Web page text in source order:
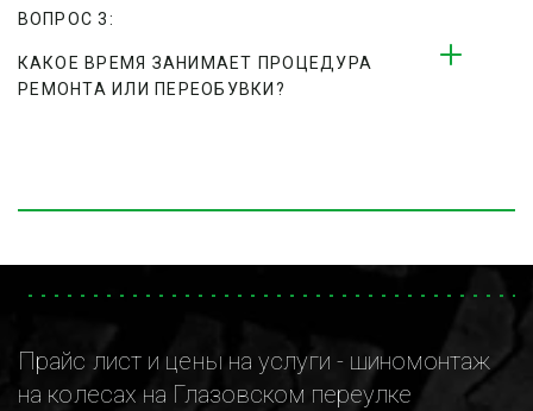
ВОПРОС 3:
КАКОЕ ВРЕМЯ ЗАНИМАЕТ ПРОЦЕДУРА
РЕМОНТА ИЛИ ПЕРЕОБУВКИ?
Прайс лист и цены на услуги - шиномонтаж
на колесах на Глазовском переулке